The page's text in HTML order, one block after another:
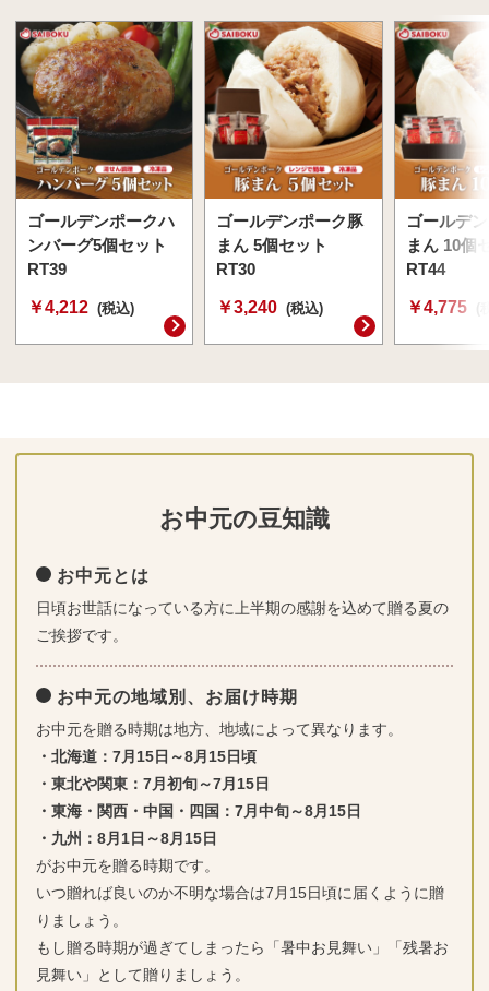
ゴールデンポークハ
ンバーグ5個セット
RT39
￥4,212 (税込)
ゴールデンポーク豚
まん 5個セット
RT30
￥3,240 (税込)
ゴールデ
まん 10個
RT44
￥4,775
お中元の豆知識
お中元とは
日頃お世話になっている方に上半期の感謝を込めて贈る夏の
ご挨拶です。
お中元の地域別、お届け時期
お中元を贈る時期は地方、地域によって異なります。
・北海道：7月15日～8月15日頃
・東北や関東：7月初旬～7月15日
・東海・関西・中国・四国：7月中旬～8月15日
・九州：8月1日～8月15日
がお中元を贈る時期です。
いつ贈れば良いのか不明な場合は7月15日頃に届くように贈
りましょう。
もし贈る時期が過ぎてしまったら「暑中お見舞い」「残暑お
見舞い」として贈りましょう。